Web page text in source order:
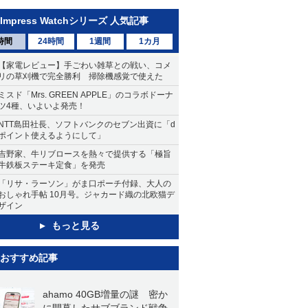
Impress Watchシリーズ 人気記事
間 24時間 1週間 1カ月
家電レビュー】手ごわい雑草との戦い、コメ
の草刈機で完全勝利 掃除機感覚で使えた
スド「Mrs. GREEN APPLE」のコラボドーナ
4種、いよいよ発売！
島田社長、ソフトバンクのセブン出資に「d
イント使えるようにして」
野家、牛リブロースを熱々で提供する「極旨
鉄板ステーキ定食」を発売
リサ・ラーソン」がま口ポーチ付録、大人の
しゃれ手帖 10月号。ジャカード織の北欧猫デ
イン
もっと見る
おすすめ記事
ahamo 40GB増量の謎 密か